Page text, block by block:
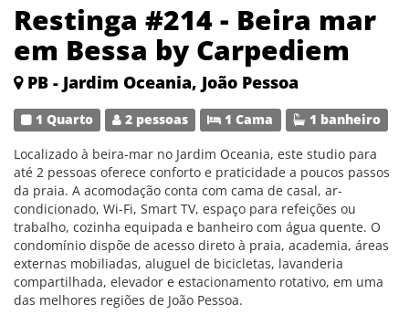
Restinga #214 - Beira mar
em Bessa by Carpediem
PB - Jardim Oceania, João Pessoa
1 Quarto 2 pessoas 1 Cama 1 banheiro
Localizado à beira-mar no Jardim Oceania, este studio para
até 2 pessoas oferece conforto e praticidade a poucos passos
da praia. A acomodação conta com cama de casal, ar-
condicionado, Wi-Fi, Smart TV, espaço para refeições ou
trabalho, cozinha equipada e banheiro com água quente. O
condomínio dispõe de acesso direto à praia, academia, áreas
externas mobiliadas, aluguel de bicicletas, lavanderia
compartilhada, elevador e estacionamento rotativo, em uma
das melhores regiões de João Pessoa.